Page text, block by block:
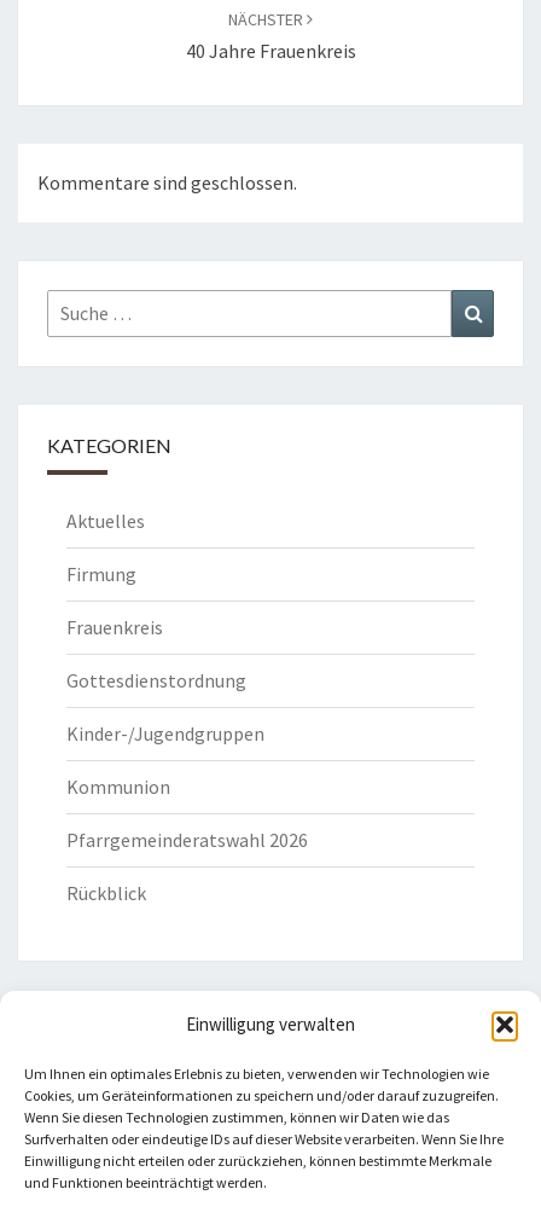
Einwilligung verwalten
Um Ihnen ein optimales Erlebnis zu bieten, verwenden wir Technologien wie
Cookies, um Geräteinformationen zu speichern und/oder darauf zuzugreifen.
Wenn Sie diesen Technologien zustimmen, können wir Daten wie das
Surfverhalten oder eindeutige IDs auf dieser Website verarbeiten. Wenn Sie Ihre
Einwilligung nicht erteilen oder zurückziehen, können bestimmte Merkmale
und Funktionen beeinträchtigt werden.
NÄCHSTER
40 Jahre Frauenkreis
Kommentare sind geschlossen.
Suche
nach:
KATEGORIEN
Aktuelles
Firmung
Frauenkreis
Gottesdienstordnung
Kinder-/Jugendgruppen
Kommunion
Pfarrgemeinderatswahl 2026
Rückblick
Bistum Eichstätt
Caritas Verband